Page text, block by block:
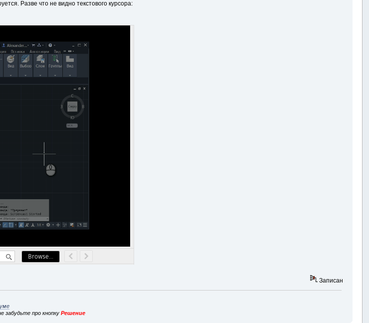
Разве что не видно текстового курсора:
Записан
забудьте про кнопкуРешение